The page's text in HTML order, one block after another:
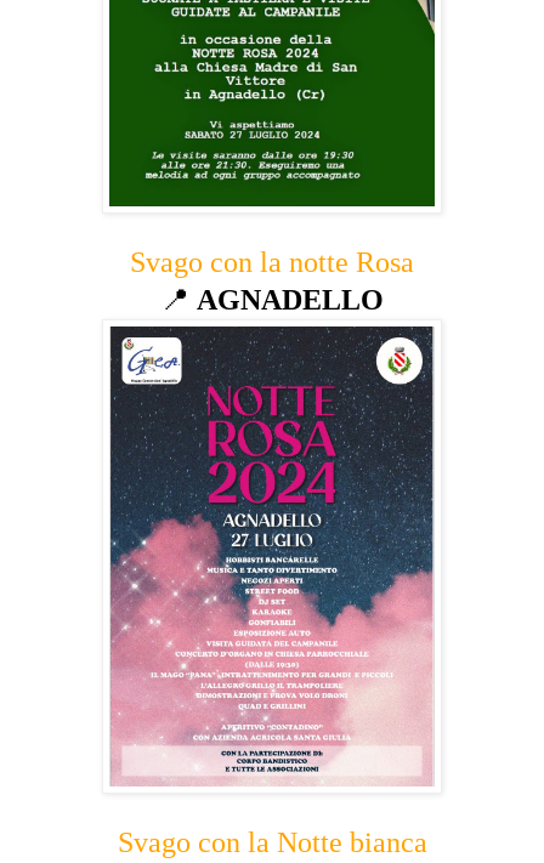
Svago con la notte Rosa
📍 AGNADELLO
Svago con la Notte bianca